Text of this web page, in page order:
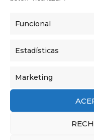
Funcional
Estadísticas
Marketing
Cada vez que te
escuchar el
en tu capacidad
permanecer